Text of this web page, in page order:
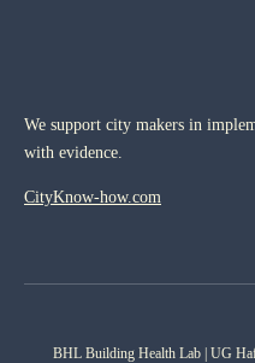
We support city makers in
with evidence.
CityKnow-how.com
BHL Building Health Lab | UG